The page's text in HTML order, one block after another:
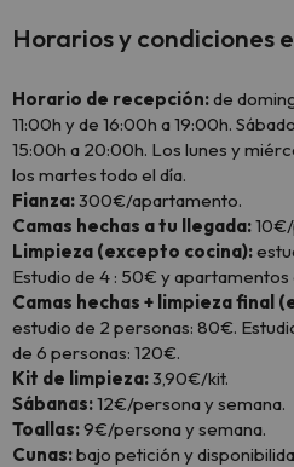
Horarios y condiciones
Horario de recepción:de
11:00h y de 16:00h a 19:00h.
15:00h a 20:00h. Los lunes y
los martes todo el día.
Fianza:300€/apartamento.
Camas hechas a tu llegada:
Limpieza (excepto cocina):
Estudio de 4 : 50€ y
Camas hechas + limpieza final
estudio de 2 personas: 80€.
de 6 personas: 120€.
Kit de limpieza:3,90€/kit.
Sábanas:12€/persona y semana.
Toallas:9€/persona y semana.
Cunas:bajo petición y